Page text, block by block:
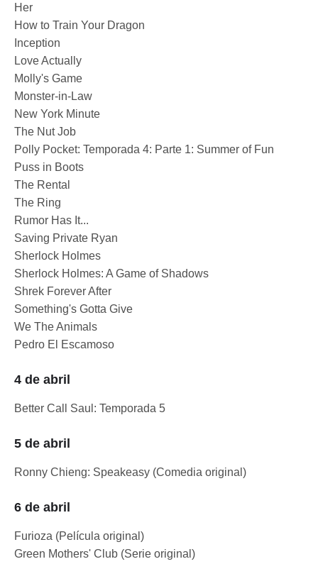
Her
How to Train Your Dragon
Inception
Love Actually
Molly's Game
Monster-in-Law
New York Minute
The Nut Job
Polly Pocket: Temporada 4: Parte 1: Summer of Fun
Puss in Boots
The Rental
The Ring
Rumor Has It...
Saving Private Ryan
Sherlock Holmes
Sherlock Holmes: A Game of Shadows
Shrek Forever After
Something's Gotta Give
We The Animals
Pedro El Escamoso
4 de abril
Better Call Saul: Temporada 5
5 de abril
Ronny Chieng: Speakeasy (Comedia original)
6 de abril
Furioza (Película original)
Green Mothers' Club (Serie original)